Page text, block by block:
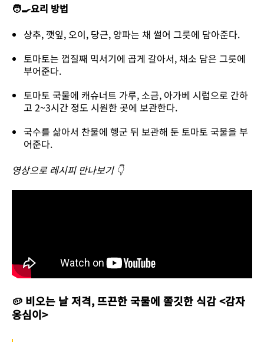
🧑‍🍳요리 방법
상추, 깻잎, 오이, 당근, 양파는 채 썰어 그릇에 담아준다.
토마토는 껍질째 믹서기에 곱게 갈아서, 채소 담은 그릇에
부어준다.
토마토 국물에 캐슈너트 가루, 소금, 아가베 시럽으로 간하
고 2~3시간 정도 시원한 곳에 보관한다.
국수를 삶아서 찬물에 헹군 뒤 보관해 둔 토마토 국물을 부
어준다.
영상으로 레시피 만나보기 👇
🥔 비오는 날 저격, 뜨끈한 국물에 쫄깃한 식감 <감자
옹심이>